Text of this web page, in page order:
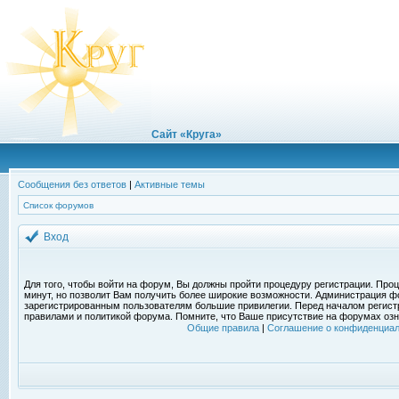
Сайт «Круга»
Сообщения без ответов | Активные темы
Список форумов
Вход
Для того, чтобы войти на форум, Вы должны пройти процедуру регистрации.
минут, но позволит Вам получить более широкие возможности. Администрация
зарегистрированным пользователям большие привилегии. Перед началом
правилами и политикой форума. Помните, что Ваше присутствие на форумах
Общие правила| Соглашение о